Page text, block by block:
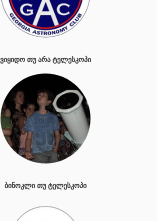
ᲕᲘᲧᲘᲓᲝ ᲗᲣ ᲐᲠᲐ ᲢᲔᲚᲔᲡᲙᲝᲞᲘ
ᲑᲘᲜᲝᲙᲚᲘ ᲗᲣ ᲢᲔᲚᲔᲡᲙᲝᲞᲘ